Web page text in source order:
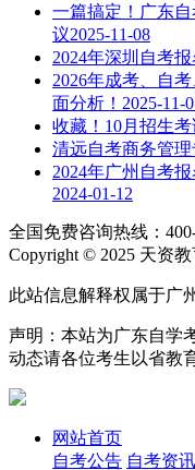
一篇搞定！广东
议2025-11-08
2024年深圳自考
2026年成考、自
面分析！ 2025-11-
收藏！10月招生
清远自考商务管
2024年广州自考
2024-01-12
全国免费咨询热线：
Copyright © 2025 天资
此站信息解释权属于广
声明：本站为广东自学
动态请各位考生以省教
网站首页
自考公告 自考资讯